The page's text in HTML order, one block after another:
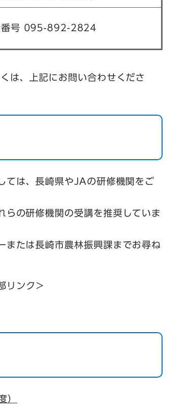
番号 095-892-2824
は、上記にお問い合わせくださ
ては、長崎県やJAの研修機関をご
らの研修機関の受講を推奨していま
または長崎市農林振興課までお尋ね
リンク＞
）